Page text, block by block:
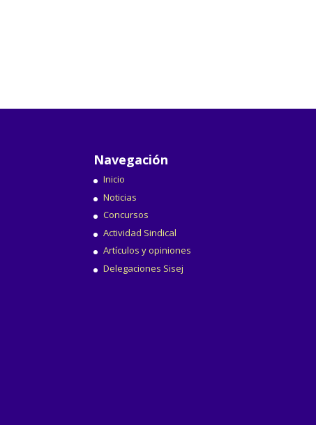
Navegación
Inicio
Noticias
Concursos
Actividad Sindical
Artículos y opiniones
Delegaciones Sisej